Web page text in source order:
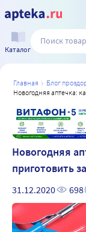
Каталог
главная блог
новогодняя аптечка:
Новогодняя
приготовить
31.12.2020 698